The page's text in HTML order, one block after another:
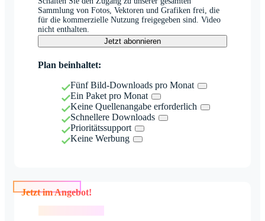
Sammlung von Fotos, Vektoren und Grafiken frei, die
für die kommerzielle Nutzung freigegeben sind. Video
nicht enthalten.
Jetzt abonnieren
Plan beinhaltet:
Fünf Bild-Downloads pro Monat
Ein Paket pro Monat
Keine Quellenangabe erforderlich
Schnellere Downloads
Prioritätssupport
Keine Werbung
Jetzt im Angebot!